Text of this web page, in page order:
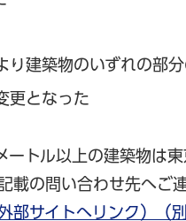
り建築物のいずれの部
更となった
トル以上の建築物は東
載の問い合わせ先へご
部サイトへリンク）（